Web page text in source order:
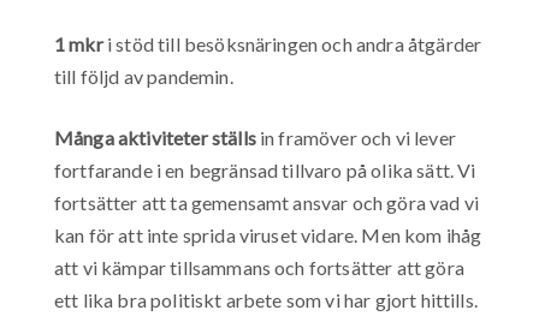
1 mkri stöd till besöksnäringen och andra åtgärder
till följd av pandemin.
Många aktiviteter ställsin framöver och vi lever
fortfarande i en begränsad tillvaro på olika sätt. Vi
fortsätter att ta gemensamt ansvar och göra vad vi
kan för att inte sprida viruset vidare. Men kom ihåg
att vi kämpar tillsammans och fortsätter att göra
ett lika bra politiskt arbete som vi har gjort hittills.